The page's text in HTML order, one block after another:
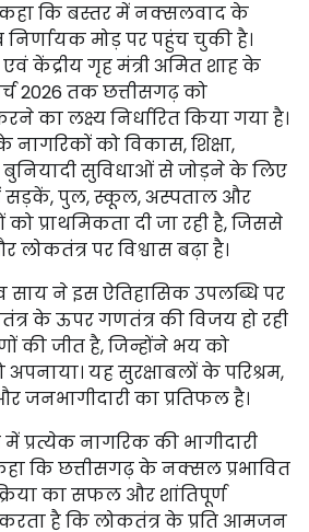
कहा कि बस्तर में नक्सलवाद के
निर्णायक मोड़ पर पहुंच चुकी है।
एवं केंद्रीय गृह मंत्री अमित शाह के
2026 तक छत्तीसगढ़ को
का लक्ष्य निर्धारित किया गया है।
को विकास, शिक्षा,
बुनियादी सुविधाओं से जोड़ने के लिए
सड़कें, पुल, स्कूल, अस्पताल और
प्राथमिकता दी जा रही है, जिससे
लोकतंत्र पर विश्वास बढ़ा है।
साय ने इस ऐतिहासिक उपलब्धि पर
के ऊपर गणतंत्र की विजय हो रही
की जीत है, जिन्होंने भय को
यह सुरक्षाबलों के परिश्रम,
जनभागीदारी का प्रतिफल है।
प्रत्येक नागरिक की भागीदारी
कि छत्तीसगढ़ के नक्सल प्रभावित
का सफल और शांतिपूर्ण
है कि लोकतंत्र के प्रति आमजन